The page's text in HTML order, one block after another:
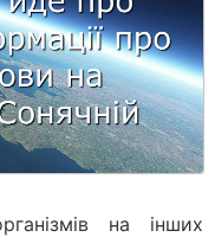
на інших